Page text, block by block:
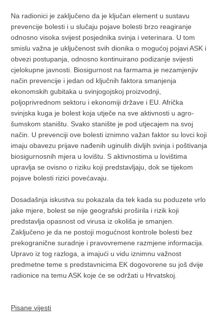
Na radionici je zaključeno da je ključan element u sustavu
prevencije bolesti i u slučaju pojave bolesti brzo reagiranje
odnosno visoka svijest posjednika svinja i veterinara. U tom
smislu važna je uključenost svih dionika o mogućoj pojavi ASK i
obvezi postupanja, odnosno kontinuirano podizanje svijesti
cjelokupne javnosti. Biosigurnost na farmama je nezamjenjiv
način prevencije i jedan od ključnih faktora smanjenja
ekonomskih gubitaka u svinjogojskoj proizvodnji,
poljoprivrednom sektoru i ekonomiji države i EU. Afrička
svinjska kuga je bolest koja utječe na sve aktivnosti u agro-
šumskom staništu. Svako stanište je pod utjecajem na svoj
način. U prevenciji ove bolesti iznimno važan faktor su lovci koji
imaju obavezu prijave nađenih uginulih divljih svinja i poštivanja
biosigurnosnih mjera u lovištu. S aktivnostima u lovištima
upravlja se ovisno o riziku koji predstavljaju, dok se tijekom
pojave bolesti rizici povećavaju.
Dosadašnja iskustva su pokazala da tek kada su poduzete vrlo
jake mjere, bolest se nije geografski proširila i rizik koji
predstavlja opasnost od virusa iz okoliša je smanjen.
Zaključeno je da ne postoji mogućnost kontrole bolesti bez
prekogranične suradnje i pravovremene razmjene informacija.
Upravo iz tog razloga, a imajući u vidu iznimnu važnost
predmetne teme s predstavnicima EK dogovorene su još dvije
radionice na temu ASK koje će se održati u Hrvatskoj.
Pisane vijesti